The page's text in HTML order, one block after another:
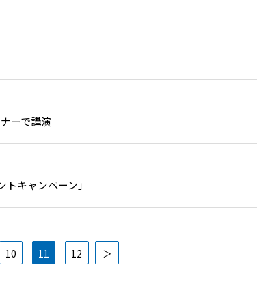
ーで講演
キャンペーン」
10 11 12 ＞